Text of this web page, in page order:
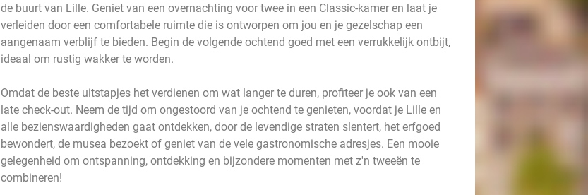
de buurt van Lille. Geniet van een overnachting voor twee in een Classic-kamer en laat je
verleiden door een comfortabele ruimte die is ontworpen om jou en je gezelschap een
aangenaam verblijf te bieden. Begin de volgende ochtend goed met een verrukkelijk ontbijt,
ideaal om rustig wakker te worden.
Omdat de beste uitstapjes het verdienen om wat langer te duren, profiteer je ook van een
late check-out. Neem de tijd om ongestoord van je ochtend te genieten, voordat je Lille en
alle bezienswaardigheden gaat ontdekken, door de levendige straten slentert, het erfgoed
bewondert, de musea bezoekt of geniet van de vele gastronomische adresjes. Een mooie
gelegenheid om ontspanning, ontdekking en bijzondere momenten met z'n tweeën te
combineren!